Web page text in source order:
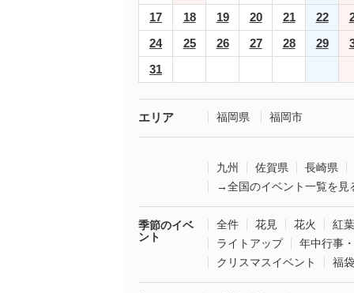
17
18 19 20 21 22
24
25 26 27 28 29
31
エリア 福岡県 福岡市
九州 佐賀県
長崎県
→全国のイベント一覧を見
季節のイベ
ント
全件 花見 花火
紅葉
ライトアップ
年中行事
クリスマスイベント
福